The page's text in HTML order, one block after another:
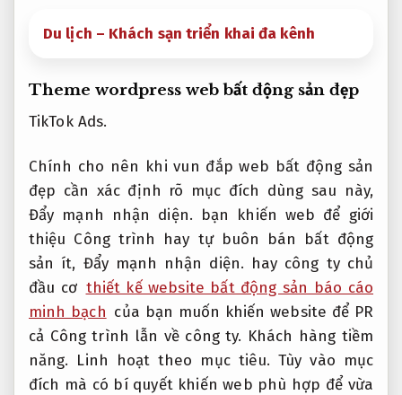
Du lịch – Khách sạn triển khai đa kênh
Theme wordpress web bất động sản đẹp
TikTok Ads.
Chính cho nên khi vun đắp web bất động sản
đẹp cần xác định rõ mục đích dùng sau này,
Đẩy mạnh nhận diện. bạn khiến web để giới
thiệu Công trình hay tự buôn bán bất động
sản ít, Đẩy mạnh nhận diện. hay công ty chủ
đầu cơ thiết kế website bất động sản báo cáo
minh bạch của bạn muốn khiến website để PR
cả Công trình lẫn về công ty. Khách hàng tiềm
năng. Linh hoạt theo mục tiêu. Tùy vào mục
đích mà có bí quyết khiến web phù hợp để vừa